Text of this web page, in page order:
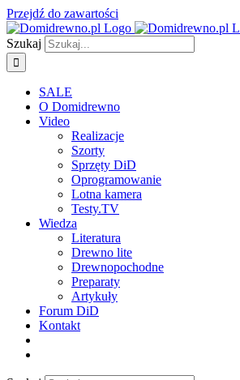
Przejdź do zawartości
Szukaj
SALE
O Domidrewno
Video
Realizacje
Szorty
Sprzęty DiD
Oprogramowanie
Lotna kamera
Testy.TV
Wiedza
Literatura
Drewno lite
Drewnopochodne
Preparaty
Artykuły
Forum DiD
Kontakt